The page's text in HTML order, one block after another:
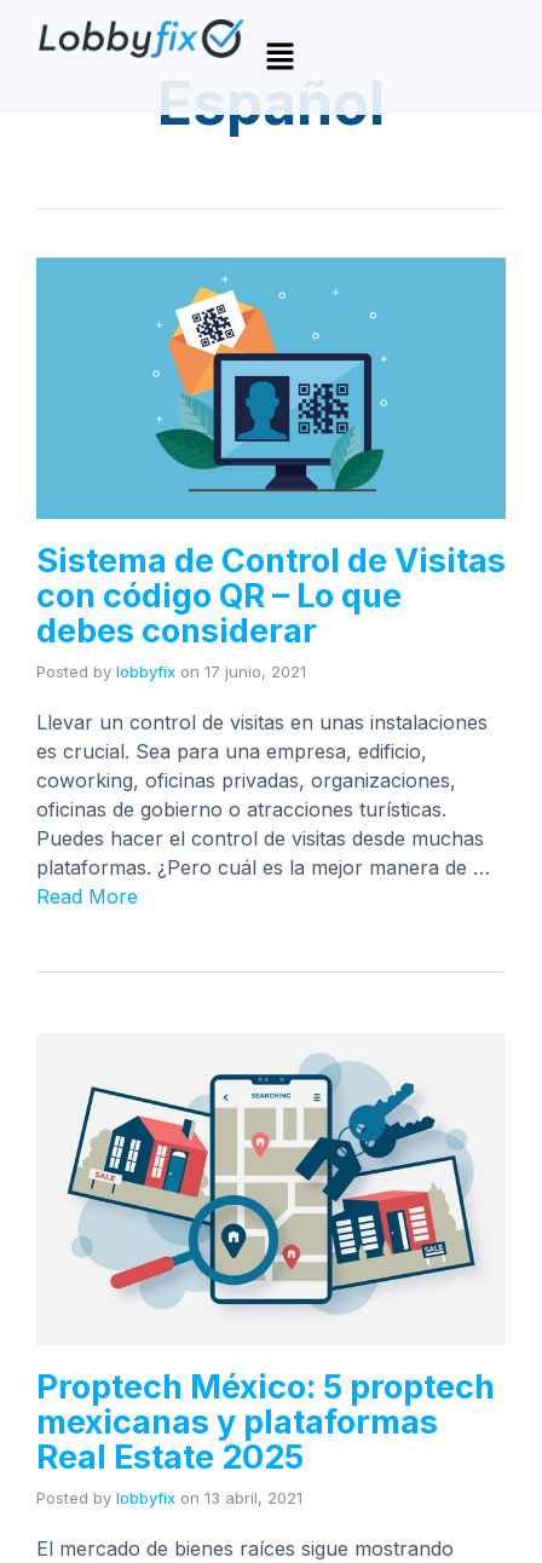
Español
Sistema de Control de Visitas
con código QR – Lo que
debes considerar
Posted by lobbyfix on 17 junio, 2021
Llevar un control de visitas en unas instalaciones
es crucial. Sea para una empresa, edificio,
coworking, oficinas privadas, organizaciones,
oficinas de gobierno o atracciones turísticas.
Puedes hacer el control de visitas desde muchas
plataformas. ¿Pero cuál es la mejor manera de …
Read More
Proptech México: 5 proptech
mexicanas y plataformas
Real Estate 2025
Posted by lobbyfix on 13 abril, 2021
El mercado de bienes raíces sigue mostrando